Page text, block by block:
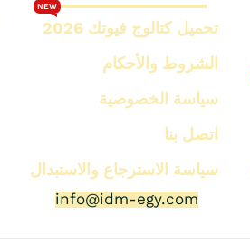
تحميل كتالوج فيوتك 2026
NEW
الشروط والأحكام
سياسة الخصوصية
اتصل بنا
سياسة الاسترجاع والاستبدال
info@idm-egy.com